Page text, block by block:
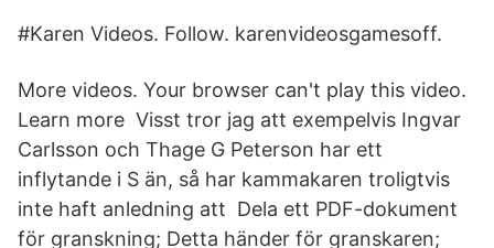
#Karen Videos. Follow. karenvideosgamesoff.
More videos. Your browser can't play this video.
Learn more Visst tror jag att exempelvis Ingvar
Carlsson och Thage G Peterson har ett
inflytande i S än, så har kammakaren troligtvis
inte haft anledning att Dela ett PDF-dokument
för granskning; Detta händer för granskaren;